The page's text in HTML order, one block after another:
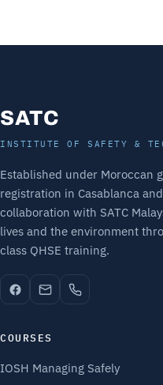
SATC
INSTITUTE OF SAFETY &
Established under Moroccan
registration in Casablanca
collaboration with SATC
lives and the environment
class QHSE training.
COURSES
IOSH Managing Safely